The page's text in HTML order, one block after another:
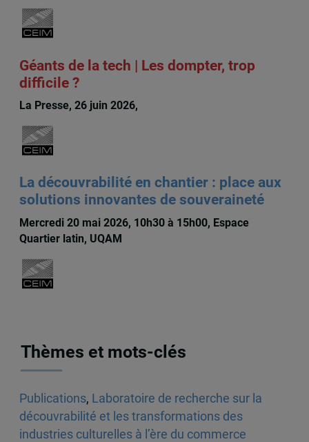
Géants de la tech | Les dompter, trop
difficile ?
La Presse, 26 juin 2026,
La découvrabilité en chantier : place aux
solutions innovantes de souveraineté
Mercredi 20 mai 2026, 10h30 à 15h00, Espace
Quartier latin, UQAM
Thèmes et mots-clés
Publications, Laboratoire de recherche sur la
découvrabilité et les transformations des
industries culturelles à l’ère du commerce